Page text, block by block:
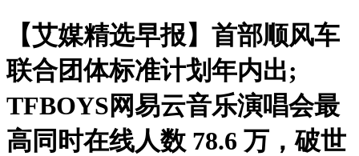
【艾媒精选早报】首部顺风车
联合团体标准计划年内出;
TFBOYS网易云音乐演唱会最
高同时在线人数 78.6 万，破世